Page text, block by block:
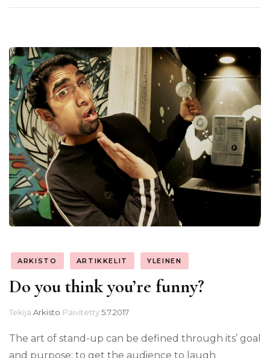
ARKISTO ARTIKKELIT YLEINEN
Do you think you’re funny?
Tekijä Arkisto Päivitetty5.7.2017
The art of stand-up can be defined through its’ goal
and purpose: to get the audience to laugh